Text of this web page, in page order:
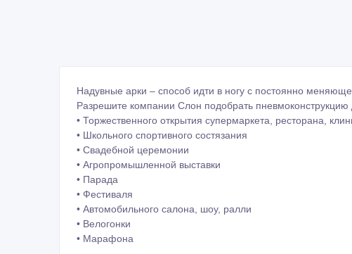
Надувные арки – способ идти в ногу с постоянно
Разрешите компании Слон подобрать пневмоконструкцию
• Торжественного открытия супермаркета, ресторана,
• Школьного спортивного состязания
• Свадебной церемонии
• Агропромышленной выставки
• Парада
• Фестиваля
• Автомобильного салона, шоу, ралли
• Велогонки
• Марафона